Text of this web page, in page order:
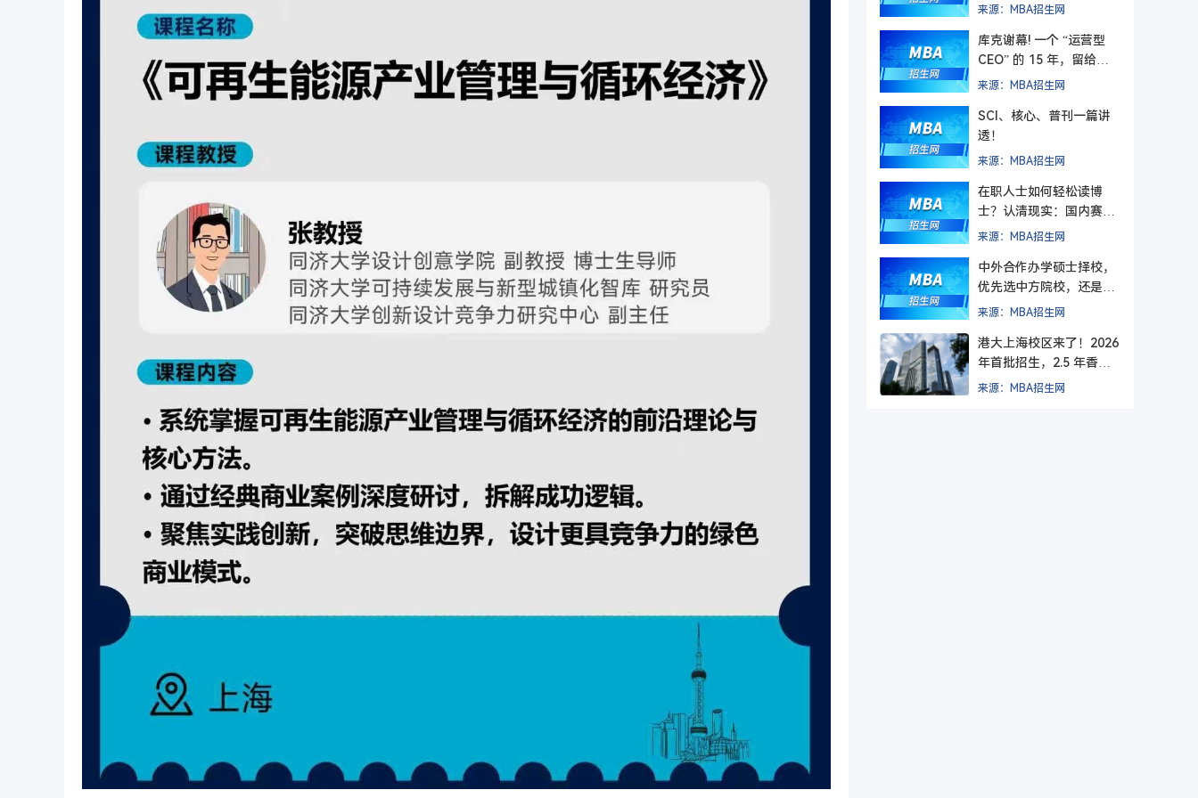
主义终有回响
来源：MBA招生网
库克谢幕! 一个 “运营型
CEO” 的 15 年，留给管
理者的最后一课
来源：MBA招生网
SCI、核心、普刊一篇讲
透！
来源：MBA招生网
在职人士如何轻松读博
士？认清现实：国内赛道
难在入学，更难毕业
来源：MBA招生网
中外合作办学硕士择校，
优先选中方院校，还是外
方院校？
来源：MBA招生网
港大上海校区来了！2026
年首批招生，2.5 年香港
+ 1.5 年上海，毕业后拿
来源：MBA招生网